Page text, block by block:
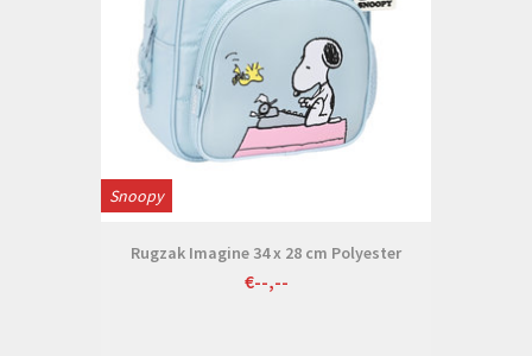
Snoopy
Rugzak Imagine 34 x 28 cm Polyester
€--,--